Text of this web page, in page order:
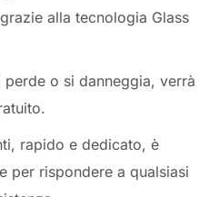
alla tecnologia Glass
o si danneggia, verrà
rapido e dedicato, è
per rispondere a qualsiasi